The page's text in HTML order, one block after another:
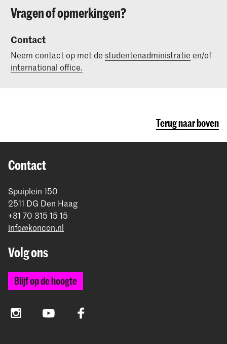
Vragen of opmerkingen?
Contact
Neem contact op met de studentenadministratie en/of
international office.
Terug naar boven
Contact
Spuiplein 150
2511 DG Den Haag
+31 70 315 15 15
info@koncon.nl
Volg ons
Blijf op de hoogte
InstagramYouTube Facebook